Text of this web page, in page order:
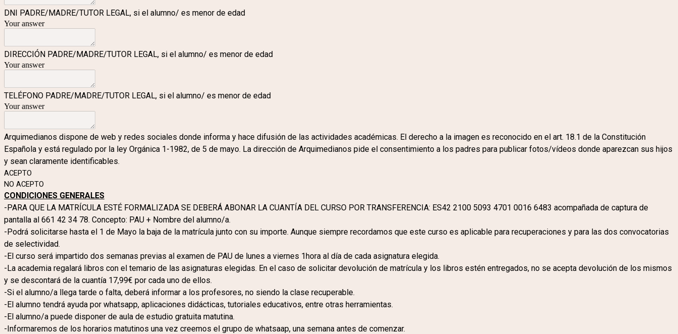
DNI PADRE/MADRE/TUTOR LEGAL, si el alumno/ es menor de edad
Your answer
DIRECCIÓN PADRE/MADRE/TUTOR LEGAL, si el alumno/ es menor de edad
Your answer
TELÉFONO PADRE/MADRE/TUTOR LEGAL, si el alumno/ es menor de edad
Your answer
Arquimedianos dispone de web y redes sociales donde informa y hace difusión de las actividades académicas. El derecho a la imagen es reconocido en el art. 18.1 de la Constitución
Española y está regulado por la ley Orgánica 1-1982, de 5 de mayo. La dirección de Arquimedianos pide el consentimiento a los padres para publicar fotos/vídeos donde aparezcan sus hijos
y sean claramente identificables.
ACEPTO
NO ACEPTO
CONDICIONES GENERALES
-PARA QUE LA MATRÍCULA ESTÉ FORMALIZADA SE DEBERÁ ABONAR LA CUANTÍA DEL CURSO POR TRANSFERENCIA: ES42 2100 5093 4701 0016 6483 acompañada de captura de
pantalla al 661 42 34 78. Concepto: PAU + Nombre del alumno/a.
-Podrá solicitarse hasta el 1 de Mayo la baja de la matrícula junto con su importe. Aunque siempre recordamos que este curso es aplicable para recuperaciones y para las dos convocatorias
de selectividad.
-El curso será impartido dos semanas previas al examen de PAU de lunes a viernes 1hora al día de cada asignatura elegida.
-La academia regalará libros con el temario de las asignaturas elegidas. En el caso de solicitar devolución de matrícula y los libros estén entregados, no se acepta devolución de los mismos
y se descontará de la cuantía 17,99€ por cada uno de ellos.
-Si el alumno/a llega tarde o falta, deberá informar a los profesores, no siendo la clase recuperable.
-El alumno tendrá ayuda por whatsapp, aplicaciones didácticas, tutoriales educativos, entre otras herramientas.
-El alumno/a puede disponer de aula de estudio gratuita matutina.
-Informaremos de los horarios matutinos una vez creemos el grupo de whatsaap, una semana antes de comenzar.